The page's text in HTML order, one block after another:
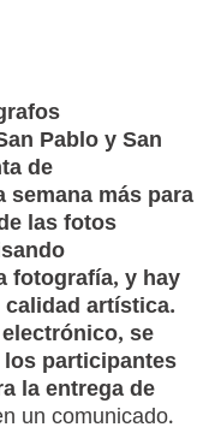
Pablo y San
de
semana más para
las fotos
fotografía, y hay
artística.
se
participantes
la entrega de
un comunicado.